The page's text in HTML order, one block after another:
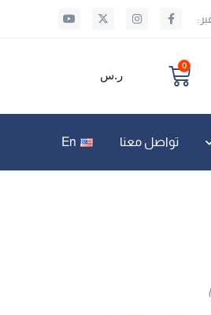
0
ر.س
تواصل معنا En